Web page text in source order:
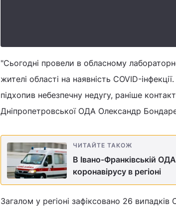
"Сьогодні провели в обласному
жителі області на наявність COVID-
підхопив небезпечну недугу, раніше
Дніпропетровської ОДА Олександр
ЧИТАЙТЕ ТАКОЖ
В Івано-Франківській
коронавірусу в регіоні
Загалом у регіоні зафіксовано 26